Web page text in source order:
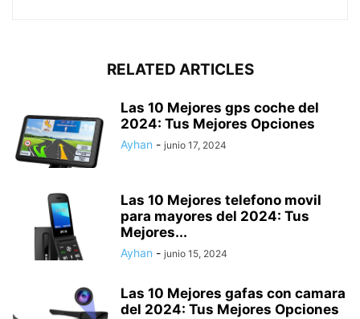
RELATED ARTICLES
Las 10 Mejores gps coche del
2024: Tus Mejores Opciones
Ayhan - junio 17, 2024
Las 10 Mejores telefono movil
para mayores del 2024: Tus
Mejores...
Ayhan - junio 15, 2024
Las 10 Mejores gafas con camara
del 2024: Tus Mejores Opciones